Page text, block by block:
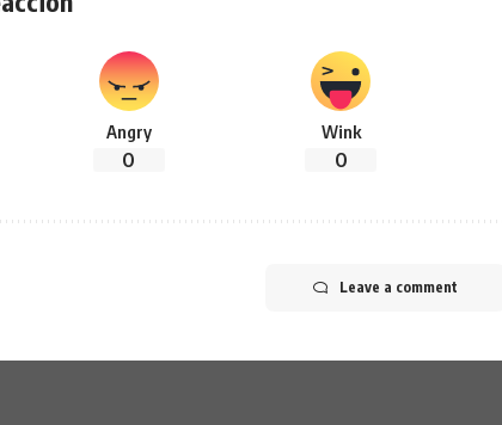
Angry
0
Wink
0
Leave a comment